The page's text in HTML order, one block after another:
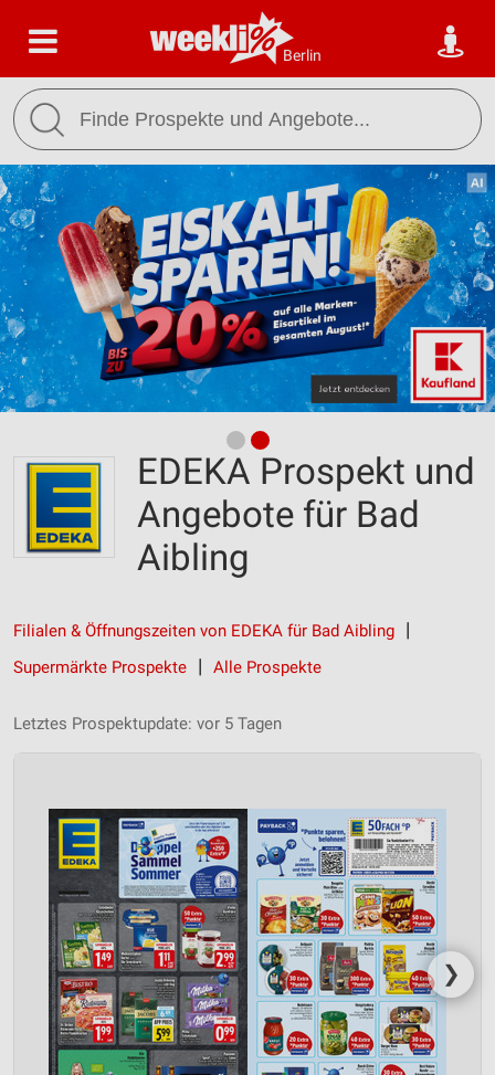
Berlin
EDEKA Prospekt und
Angebote für Bad
Aibling
Filialen & Öffnungszeiten von EDEKA für Bad Aibling
Supermärkte Prospekte
Alle Prospekte
Letztes Prospektupdate: vor 5 Tagen
❯